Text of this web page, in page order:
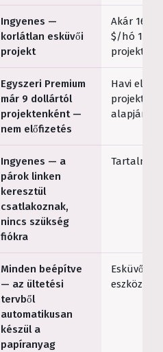
Ingyenes —
korlátlan esküvői
projekt
Akár
$/hó 100
Egyszeri Premium
már 9 dollártól
projektenként —
nem előfizetés
Havi
alapján*
Ingyenes — a
párok linken
keresztül
csatlakoznak,
nincs szükség
fiókra
Minden beépítve
— az ültetési
tervből
automatikusan
készül a
papíranyag